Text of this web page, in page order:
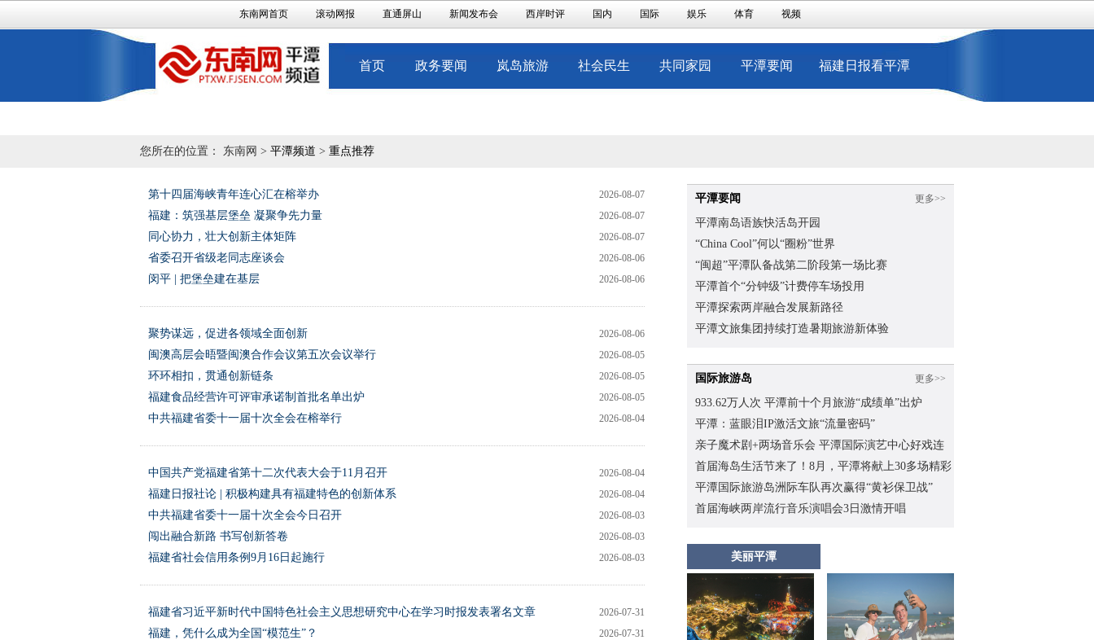
东南网首页 滚动网报 直通屏山 新闻发布会 西岸时评 国内 国际 娱乐 体育 视频
首页 政务要闻 岚岛旅游 社会民生 共同家园 平潭要闻 福建日报看平潭
您所在的位置： 东南网 > 平潭频道 > 重点推荐
2026-08-07
第十四届海峡青年连心汇在榕举办
2026-08-07
福建：筑强基层堡垒 凝聚争先力量
2026-08-07
同心协力，壮大创新主体矩阵
2026-08-06
省委召开省级老同志座谈会
2026-08-06
闵平 | 把堡垒建在基层
2026-08-06
聚势谋远，促进各领域全面创新
2026-08-05
闽澳高层会晤暨闽澳合作会议第五次会议举行
2026-08-05
环环相扣，贯通创新链条
2026-08-05
福建食品经营许可评审承诺制首批名单出炉
2026-08-04
中共福建省委十一届十次全会在榕举行
2026-08-04
中国共产党福建省第十二次代表大会于11月召开
2026-08-04
福建日报社论 | 积极构建具有福建特色的创新体系
2026-08-03
中共福建省委十一届十次全会今日召开
2026-08-03
闯出融合新路 书写创新答卷
2026-08-03
福建省社会信用条例9月16日起施行
2026-07-31
福建省习近平新时代中国特色社会主义思想研究中心在学习时报发表署名文章
2026-07-31
福建，凭什么成为全国“模范生”？
更多>>
平潭要闻
平潭南岛语族快活岛开园
“China Cool”何以“圈粉”世界
“闽超”平潭队备战第二阶段第一场比赛
平潭首个“分钟级”计费停车场投用
平潭探索两岸融合发展新路径
平潭文旅集团持续打造暑期旅游新体验
更多>>
国际旅游岛
933.62万人次 平潭前十个月旅游“成绩单”出炉
平潭：蓝眼泪IP激活文旅“流量密码”
亲子魔术剧+两场音乐会 平潭国际演艺中心好戏连
连
首届海岛生活节来了！8月，平潭将献上30多场精彩
活动
平潭国际旅游岛洲际车队再次赢得“黄衫保卫战”
首届海峡两岸流行音乐演唱会3日激情开唱
美丽平潭